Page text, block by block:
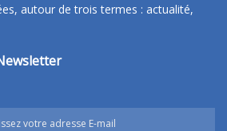
autour de trois termes : actualité,